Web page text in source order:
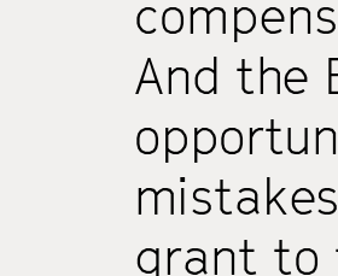
And the
grant to